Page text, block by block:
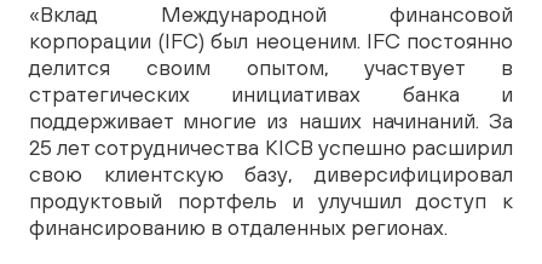
«Вклад Международной финансовой
корпорации (IFC) был неоценим. IFC постоянно
делится своим опытом, участвует в
стратегических инициативах банка и
поддерживает многие из наших начинаний. За
25 лет сотрудничества KICB успешно расширил
свою клиентскую базу, диверсифицировал
продуктовый портфель и улучшил доступ к
финансированию в отдаленных регионах.